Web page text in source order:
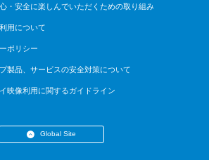
・安全に楽しんでいただくための取り組み
用について
ポリシー
製品、サービスの安全対策について
映像利用に関するガイドライン
Global Site
・English (US)